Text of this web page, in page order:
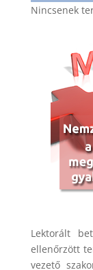
Nincsenek
Lektorált
ellenőrzött
vezető